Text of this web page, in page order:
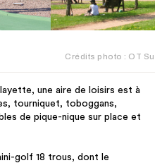
Crédits photo : OT
une aire de loisirs est à
tourniquet, toboggans,
de pique-nique sur place et
golf 18 trous, dont le